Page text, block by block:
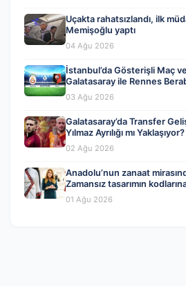
Uçakta rahatsızlandı, ilk
Memişoğlu yaptı
04 Ağu 2026
İstanbul’da Gösterişli Maç
Galatasaray ile Rennes
03 Ağu 2026
Galatasaray’da Transfer
Yılmaz Ayrılığı mı Yaklaşıyor?
02 Ağu 2026
Anadolu’nun zanaat
Zamansız tasarımın
01 Ağu 2026